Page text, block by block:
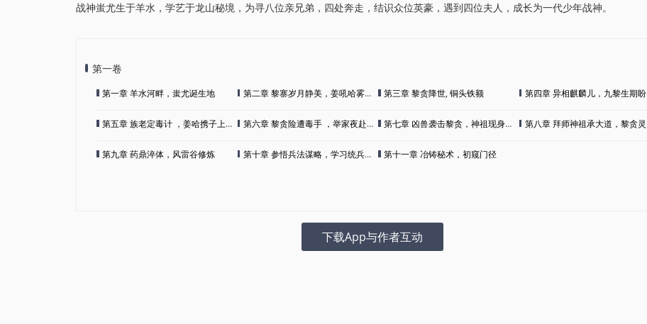
战神蚩尤生于羊水，学艺于龙山秘境，为寻八位亲兄弟，四处奔走，结识众位英豪，遇到四位夫人，成长为一代少年战神。
第一卷
第一章 羊水河畔，蚩尤诞生地 第二章 黎寨岁月静美，姜吼哈雾情生 第三章 黎贪降世, 铜头铁额 第四章 异相麒麟儿，九黎生期盼
第五章 族老定毒计 ，姜哈携子上龙山 第六章 黎贪险遭毒手 ，举家夜赴龙山 第七章 凶兽袭击黎贪，神祖现身施救 第八章 拜师神祖承大道，黎贪灵池初修身
第九章 药鼎淬体，风雷谷修炼 第十章 参悟兵法谋略，学习统兵之道 第十一章 冶铸秘术，初窥门径
下载App与作者互动